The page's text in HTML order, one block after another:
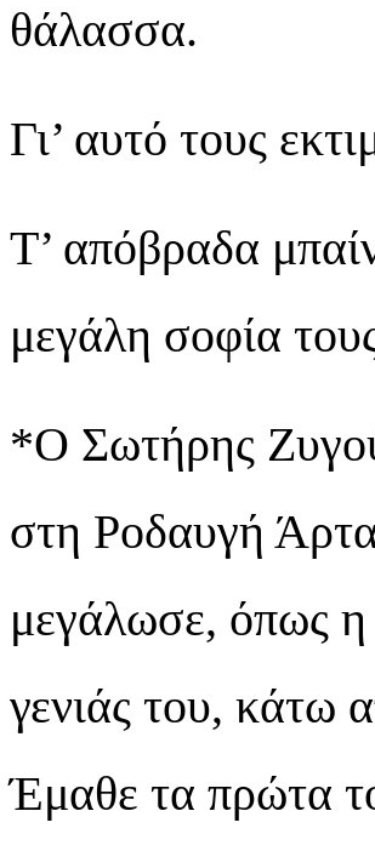
θάλασσα.
Γι’ αυτό τους
Τ’ απόβραδα
μεγάλη σοφία
*Ο Σωτήρης
στη Ροδαυγή
μεγάλωσε, όπως
γενιάς του, κάτω
Έμαθε τα πρώτα